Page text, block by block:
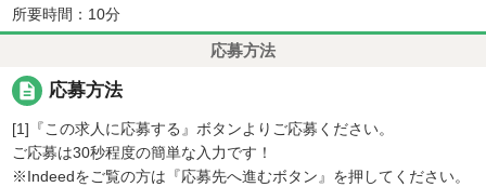
所要時間：10分
応募方法
description 応募方法
[1]『この求人に応募する』ボタンよりご応募ください。
ご応募は30秒程度の簡単な入力です！
※Indeedをご覧の方は『応募先へ進むボタン』を押してください。